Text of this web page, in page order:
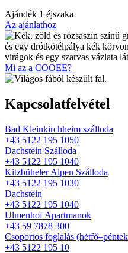
Ajándék 1 éjszaka
Az ajánlathoz
Mi az a COOEE?
Kapcsolatfelvétel
Bad Kleinkirchheim szálloda
+43 5122 195 1050
Dachstein Szálloda
+43 5122 195 1040
Kitzbüheler Alpen Szálloda
+43 5122 195 1030
Dachstein
+43 5122 195 1040
Ulmenhof Apartmanok
+43 59 7878 300
Csoportos foglalás
+43 5122 195 10